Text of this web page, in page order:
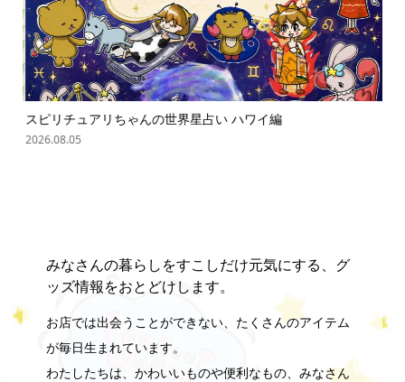
スピリチュアリちゃんの世界星占い ハワイ編
2026.08.05
みなさんの暮らしをすこしだけ元気にする、グ
ッズ情報をおとどけします。
お店では出会うことができない、たくさんのアイテム
が毎日生まれています。
わたしたちは、かわいいものや便利なもの、みなさん